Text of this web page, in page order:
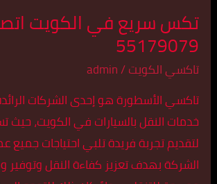
تكس سريع في الكويت
55179079
تاكسي الكويت/
admin
تاكسي الأسطورة هو إحدى الشركات
خدمات النقل بالسيارات في الكويت، حيث
لتقديم تجربة فريدة تلبي احتياجات جميع
الشركة بهدف تعزيز كفاءة النقل وتوفير